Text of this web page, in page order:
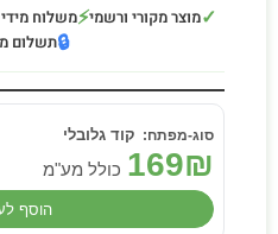
✓מוצר מקורי ורשמי⚡משלוח
🔒תשלום
קוד גלובלי
169₪ כולל מע"מ
הוסף